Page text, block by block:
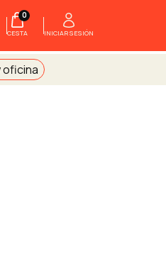
CESTA
0
INICIAR SESIÓN
oficina